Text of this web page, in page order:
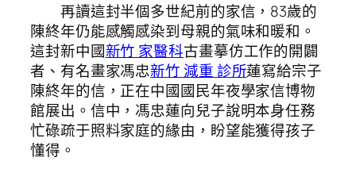
再讀這封半個多世紀前的家信，83歲的
陳終年仍能感觸感染到母親的氣味和暖和。
這封新中國新竹 家醫科古畫摹仿工作的開闢
者、有名畫家馮忠新竹 減重 診所蓮寫給宗子
陳終年的信，正在中國國民年夜學家信博物
館展出。信中，馮忠蓮向兒子說明本身任務
忙碌疏于照料家庭的緣由，盼望能獲得孩子
懂得。